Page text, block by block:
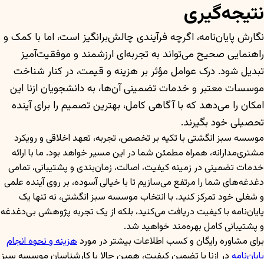
نتیجه‌گیری
نگارش پایان‌نامه، اگرچه فرآیندی چالش‌برانگیز است، اما با کمک و
راهنمایی صحیح می‌تواند به تجربه‌ای ارزشمند و موفقیت‌آمیز
تبدیل شود. درک عوامل مؤثر بر هزینه و قیمت، در کنار شناخت
موسسات معتبر و خدمات تضمینی آن‌ها، به دانشجویان ازنا این
امکان را می‌دهد که با آگاهی کامل، بهترین تصمیم را برای آینده
تحصیلی خود بگیرند.
موسسه سبز انگشتی با تکیه بر تخصص، تجربه، تعهد اخلاقی و رویکرد
مشتری‌مدارانه، همراه مطمئن شما در این مسیر خواهد بود. ما با ارائه
خدمات تضمینی در زمینه کیفیت، اصالت، زمان‌بندی و پشتیبانی، تمامی
دغدغه‌های شما را مرتفع می‌سازیم تا با خیالی آسوده، بر روی آینده علمی
و شغلی خود تمرکز کنید. با انتخاب موسسه سبز انگشتی، نه تنها یک
پایان‌نامه با کیفیت دریافت می‌کنید، بلکه از یک تجربه پژوهشی بی‌دغدغه
و پشتیبانی کامل بهره‌مند خواهید شد.
برای مشاوره رایگان و کسب اطلاعات بیشتر در موردهزینه و نحوه انجام